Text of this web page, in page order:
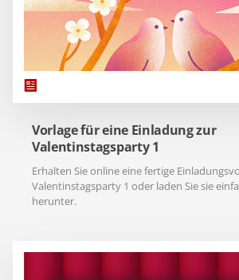
Vorlage für eine Einladung zur
Valentinstagsparty 1
Erhalten Sie online eine fertige
Valentinstagsparty 1 oder laden Sie sie
herunter.